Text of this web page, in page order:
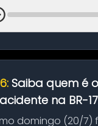
Saiba quem é
na BR-
domingo (20/